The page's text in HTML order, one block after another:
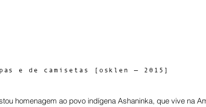
e de camisetas [osklen — 2015]
homenagem ao povo indígena Ashaninka, que vive na